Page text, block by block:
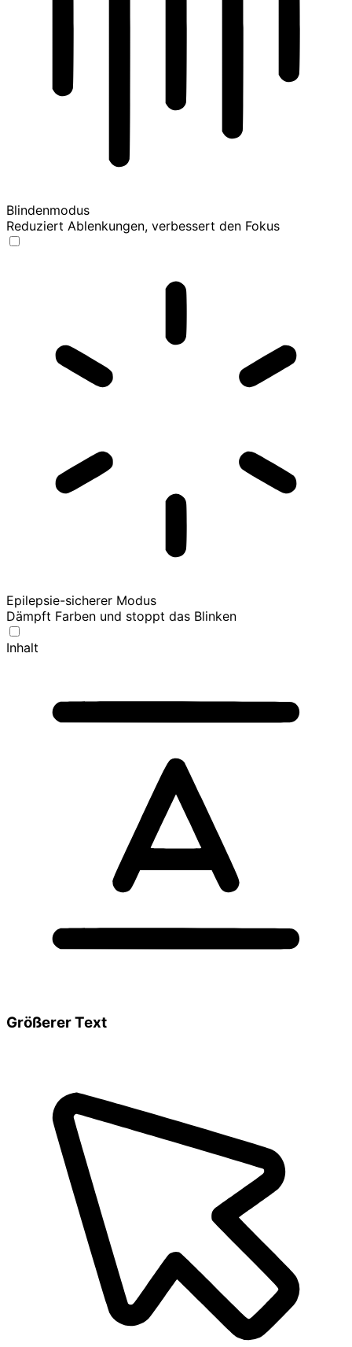
Blindenmodus
Reduziert Ablenkungen, verbessert den Fokus
Epilepsie-sicherer Modus
Dämpft Farben und stoppt das Blinken
Inhalt
Größerer Text